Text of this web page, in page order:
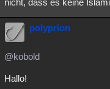
nicht, dass es keine
polyprion
@kobold
Hallo!